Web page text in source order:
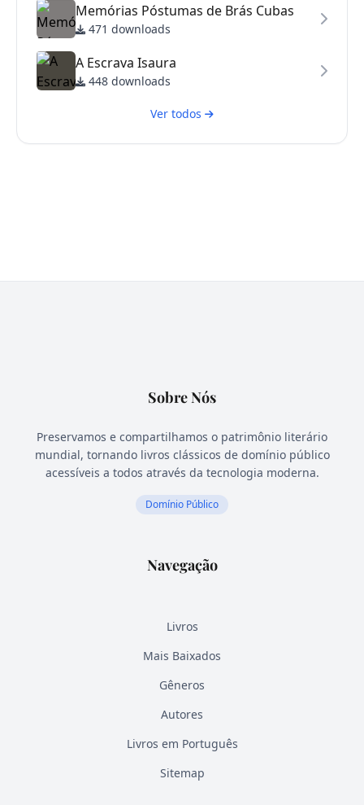
Memórias Póstumas de Brás Cubas
471 downloads
A Escrava Isaura
448 downloads
Ver todos
Sobre Nós
Preservamos e compartilhamos o patrimônio literário
mundial, tornando livros clássicos de domínio público
acessíveis a todos através da tecnologia moderna.
Domínio Público
Navegação
Livros
Mais Baixados
Gêneros
Autores
Livros em Português
Sitemap